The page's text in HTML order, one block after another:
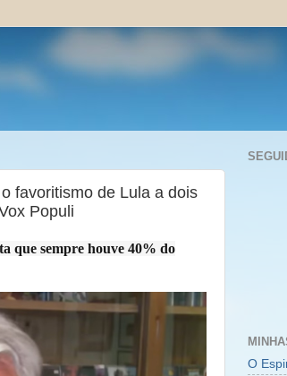
favoritismo de Lula a dois
Populi
que sempre houve 40% do
O